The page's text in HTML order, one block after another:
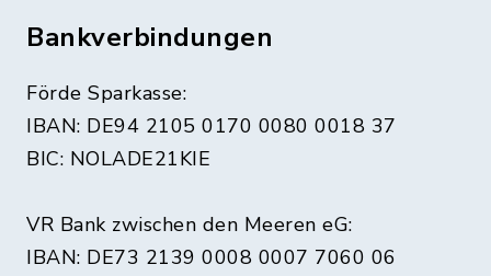
Bankverbindungen
Förde Sparkasse:
IBAN: DE94 2105 0170 0080 0018 37
BIC: NOLADE21KIE
VR Bank zwischen den Meeren eG:
IBAN: DE73 2139 0008 0007 7060 06